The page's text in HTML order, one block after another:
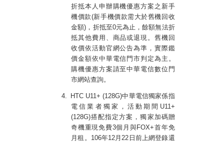
折抵本人申辦購機優惠方案之新手
機價款(新手機價款需大於舊機回收
金額) ，折抵至0元為止，餘額無法折
抵其他費用、商品或退現。舊機回
收價依活動官網公告為準，實際鑑
價金額依中華電信門市判定為主。
購機優惠方案請至中華電信數位門
市網站查詢。
4. HTC U11+ (128G)中華電信獨家係指
電信業者獨家，活動期間 U11+
(128G)搭配指定方案，獨家加碼贈
奇機重現免費3個月與FOX+首年免
月租。 106年12月22 日前上網登錄還